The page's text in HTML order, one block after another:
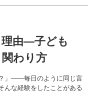
理由―子ども
わり方
」――毎日のように同じ言
んな経験をしたことがある